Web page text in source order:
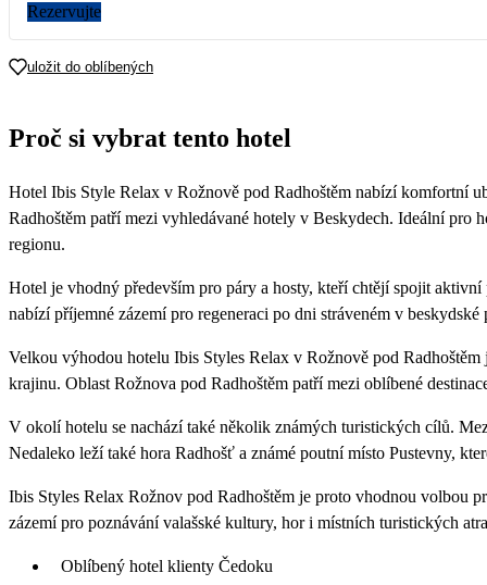
Rezervujte
uložit do oblíbených
Proč si vybrat tento hotel
Hotel Ibis Style Relax v Rožnově pod Radhoštěm nabízí komfortní
Radhoštěm patří mezi vyhledávané hotely v Beskydech. Ideální pro
regionu.
Hotel je vhodný především pro páry a hosty, kteří chtějí spojit
nabízí příjemné zázemí pro regeneraci po dni stráveném v
Velkou výhodou hotelu Ibis Styles Relax v Rožnově pod
krajinu. Oblast Rožnova pod Radhoštěm patří mezi oblíbené
V okolí hotelu se nachází také několik známých turistických cílů.
Nedaleko leží také hora Radhošť a známé poutní místo Pustevny,
Ibis Styles Relax Rožnov pod Radhoštěm je proto vhodnou volbou
zázemí pro poznávání valašské kultury, hor i místních turistických
Oblíbený hotel klienty Čedoku